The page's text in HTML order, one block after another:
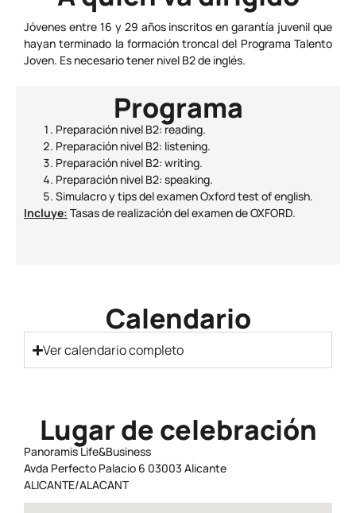
Jóvenes entre 16 y 29 años inscritos en garantía juvenil que
hayan terminado la formación troncal del Programa Talento
Joven. Es necesario tener nivel B2 de inglés.
Programa
Preparación nivel B2: reading.
Preparación nivel B2: listening.
Preparación nivel B2: writing.
Preparación nivel B2: speaking.
Simulacro y tips del examen Oxford test of english.
Incluye: Tasas de realización del examen de OXFORD.
Calendario
Ver calendario completo
Lugar de celebración
Panoramis Life&Business
Avda Perfecto Palacio 6 03003 Alicante
ALICANTE/ALACANT